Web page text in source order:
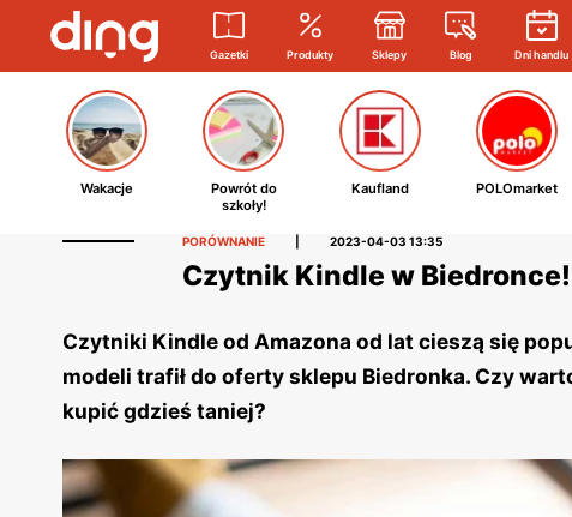
Gazetki Produkty Sklepy Blog Dni handlu
Wakacje
Powrót do
szkoły!
Kaufland POLOmarket
PORÓWNANIE 2023-04-03 13:35
Czytnik Kindle w
Czytniki Kindle od Amazona od lat cieszą się
modeli trafił do oferty sklepu Biedronka. Czy
kupić gdzieś taniej?